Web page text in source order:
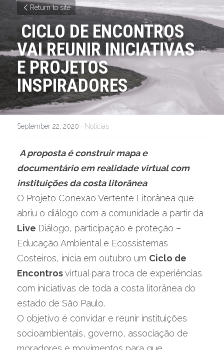
Return to site
CICLO DE ENCONTROS
VAI REUNIR INICIATIVAS
E PROJETOS
INSPIRADORES
September 22, 2020 · Notícias
A proposta é construir mapa e
documentário em realidade virtual com
instituições da costa litorânea
O Projeto Conexão Vertente Litorânea que
Live Diálogo, participação e proteção –
Educação Ambiental e Ecossistemas
Costeiros, inicia em outubro um Ciclo de
Encontros virtual para troca de experiências
com iniciativas de toda a costa litorânea do
estado de São Paulo.
O objetivo é convidar e reunir instituições
socioambientais, governo, associação de